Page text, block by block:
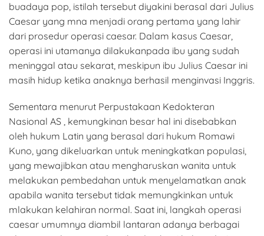
buadaya pop, istilah tersebut diyakini berasal dari Julius
Caesar yang mna menjadi orang pertama yang lahir
dari prosedur operasi caesar. Dalam kasus Caesar,
operasi ini utamanya dilakukanpada ibu yang sudah
meninggal atau sekarat, meskipun ibu Julius Caesar ini
masih hidup ketika anaknya berhasil menginvasi Inggris.
Sementara menurut Perpustakaan Kedokteran
Nasional AS , kemungkinan besar hal ini disebabkan
oleh hukum Latin yang berasal dari hukum Romawi
Kuno, yang dikeluarkan untuk meningkatkan populasi,
yang mewajibkan atau mengharuskan wanita untuk
melakukan pembedahan untuk menyelamatkan anak
apabila wanita tersebut tidak memungkinkan untuk
mlakukan kelahiran normal. Saat ini, langkah operasi
caesar umumnya diambil lantaran adanya berbagai